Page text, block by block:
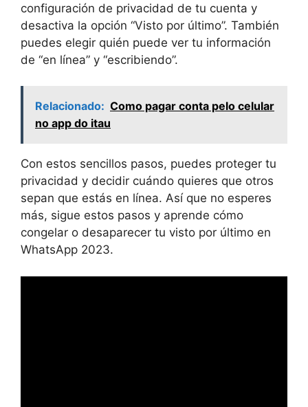
configuración de privacidad de tu cuenta y
desactiva la opción “Visto por último”. También
puedes elegir quién puede ver tu información
de “en línea” y “escribiendo”.
Relacionado: Como pagar conta pelo celular
no app do itau
Con estos sencillos pasos, puedes proteger tu
privacidad y decidir cuándo quieres que otros
sepan que estás en línea. Así que no esperes
más, sigue estos pasos y aprende cómo
congelar o desaparecer tu visto por último en
WhatsApp 2023.